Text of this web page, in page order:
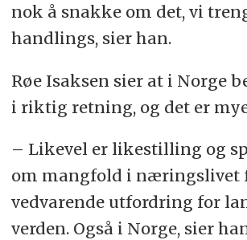
nok å snakke om det, vi
handlings, sier han.
Røe Isaksen sier at i Norge
i riktig retning, og det er
– Likevel er likestilling og
om mangfold i næringslivet
vedvarende utfordring for
verden. Også i Norge, sier